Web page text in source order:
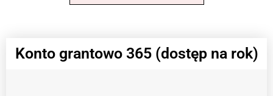
Konto grantowo 365 (dostęp na rok)